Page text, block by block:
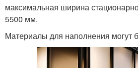
максимальная ширина
5500 мм.
Материалы для наполнения могут